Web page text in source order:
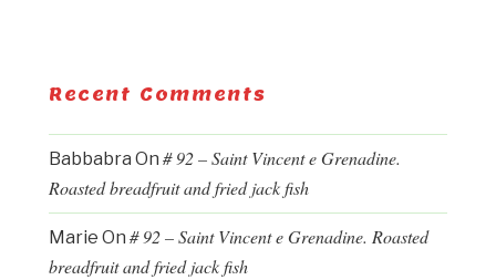
Recent Comments
Babbabra On # 92 – Saint Vincent e Grenadine.
Roasted breadfruit and fried jack fish
Marie On # 92 – Saint Vincent e Grenadine. Roasted
breadfruit and fried jack fish